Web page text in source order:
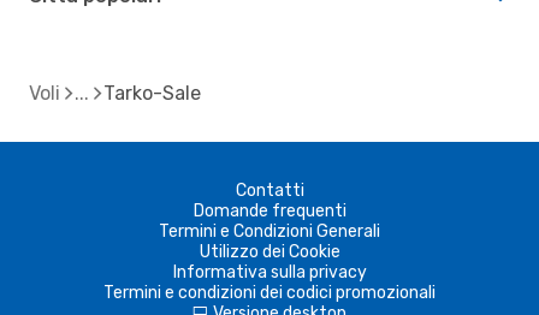
Voli Tarko-Sale
Contatti
Domande frequenti
Termini e Condizioni Generali
Utilizzo dei Cookie
Informativa sulla privacy
Termini e condizioni dei codici promozionali